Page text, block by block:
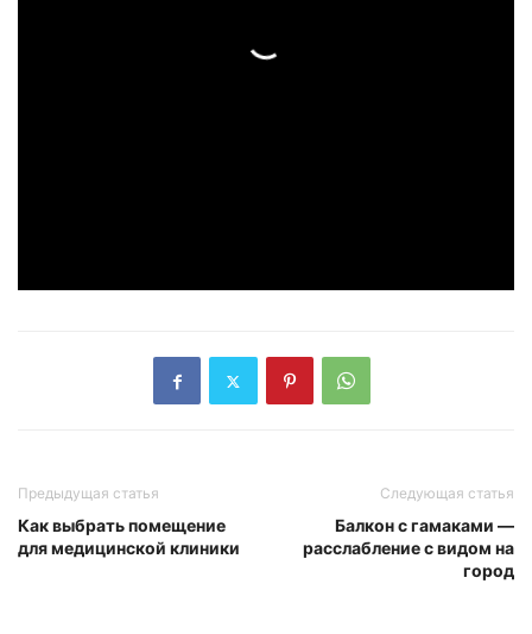
Предыдущая статья
Как выбрать помещение
для медицинской клиники
Следующая статья
Балкон с гамаками —
расслабление с видом на
город